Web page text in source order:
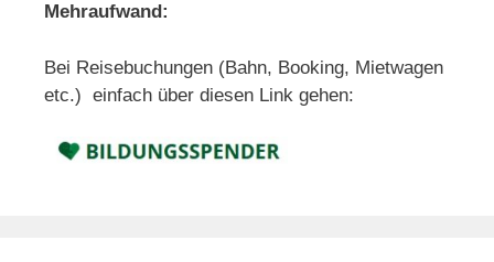
Mehraufwand:
Bei Reisebuchungen (Bahn, Booking, Mietwagen
etc.) einfach über diesen Link gehen: